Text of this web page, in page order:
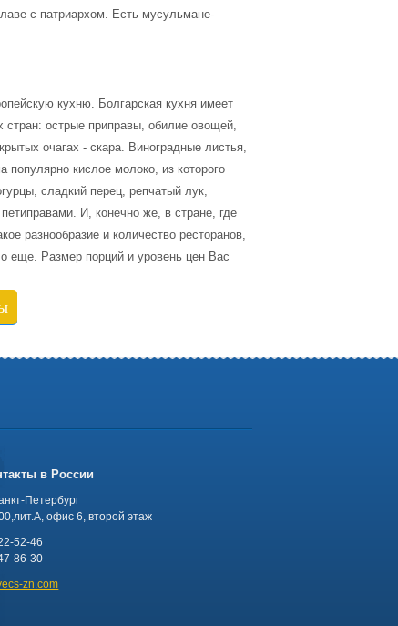
с патриархом. Есть мусульмане-
кухню. Болгарская кухня имеет
стран: острые приправы, обилие овощей,
очагах - скара. Виноградные листья,
кислое молоко, из которого
сладкий перец, репчатый лук,
И, конечно же, в стране, где
разнообразие и количество ресторанов,
еще. Размер порций и уровень цен Вас
в России
Петербург
офис 6, второй этаж
52-46
86-30
zn.com